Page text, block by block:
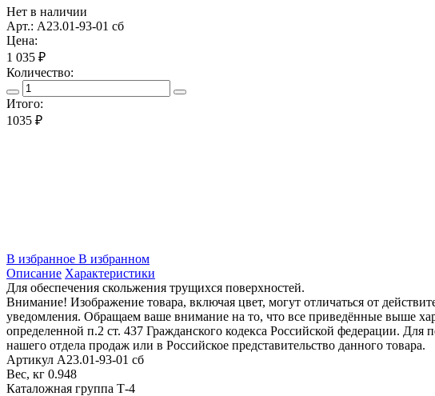
Нет в наличии
Арт.: А23.01-93-01 сб
Цена:
1 035 ₽
Количество:
Итого:
1035 ₽
В избранное В избранном
Описание Характеристики
Для обеспечения скольжения трущихся поверхностей.
Внимание! Изображение товара, включая цвет, могут отличаться от
уведомления. Обращаем ваше внимание на то, что все приведённые выше
определенной п.2 ст. 437 Гражданского кодекса Российской федерации.
нашего отдела продаж или в Российское представительство данного товара.
Артикул А23.01-93-01 сб
Вес, кг 0.948
Каталожная группа Т-4